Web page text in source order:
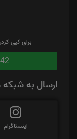
برای کپی
ارسال به
اینستاگرام